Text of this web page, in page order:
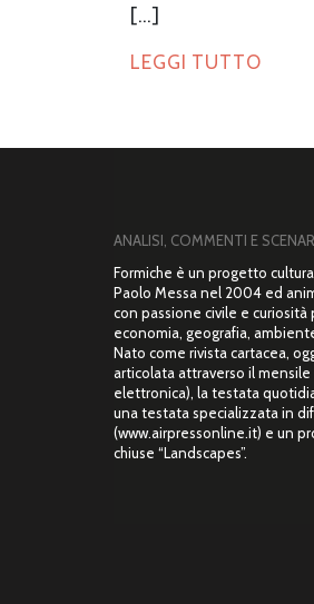
[…]
LEGGI TUTTO
ANALISI, COMMENTI E
Formiche è un progetto
Paolo Messa nel 2004 ed
con passione civile e
economia, geografia,
Nato come rivista cartacea,
articolata attraverso il
elettronica), la testata
una testata specializzata in
(www.airpressonline.it) e un
chiuse “Landscapes”.